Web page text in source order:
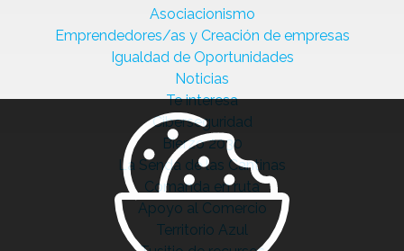
Asociacionismo
Emprendedores/as y Creación de empresas
Igualdad de Oportunidades
Noticias
Te interesa
Ciberseguridad
Bierzo 2030
La Senda de las Cantinas
Comanda en ruta
Apoyo al Comercio
Territorio Azul